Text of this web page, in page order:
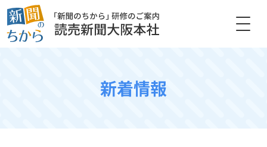
新着情報